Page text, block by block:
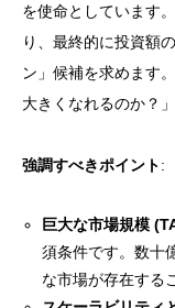
を使命としています
り、最終的に投資額
ン」候補を求めます
大きくなれるのか？」
強調すべきポイント:
巨大な市場規模
須条件です。数十
な市場が存在する